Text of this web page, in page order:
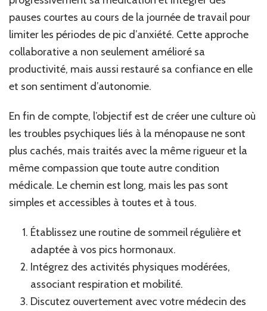
pauses courtes au cours de la journée de travail pour
limiter les périodes de pic d’anxiété. Cette approche
collaborative a non seulement amélioré sa
productivité, mais aussi restauré sa confiance en elle
et son sentiment d’autonomie.
En fin de compte, l’objectif est de créer une culture où
les troubles psychiques liés à la ménopause ne sont
plus cachés, mais traités avec la même rigueur et la
même compassion que toute autre condition
médicale. Le chemin est long, mais les pas sont
simples et accessibles à toutes et à tous.
Établissez une routine de sommeil régulière et
adaptée à vos pics hormonaux.
Intégrez des activités physiques modérées,
associant respiration et mobilité.
Discutez ouvertement avec votre médecin des